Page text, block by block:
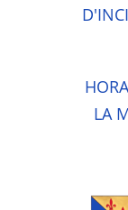
LA